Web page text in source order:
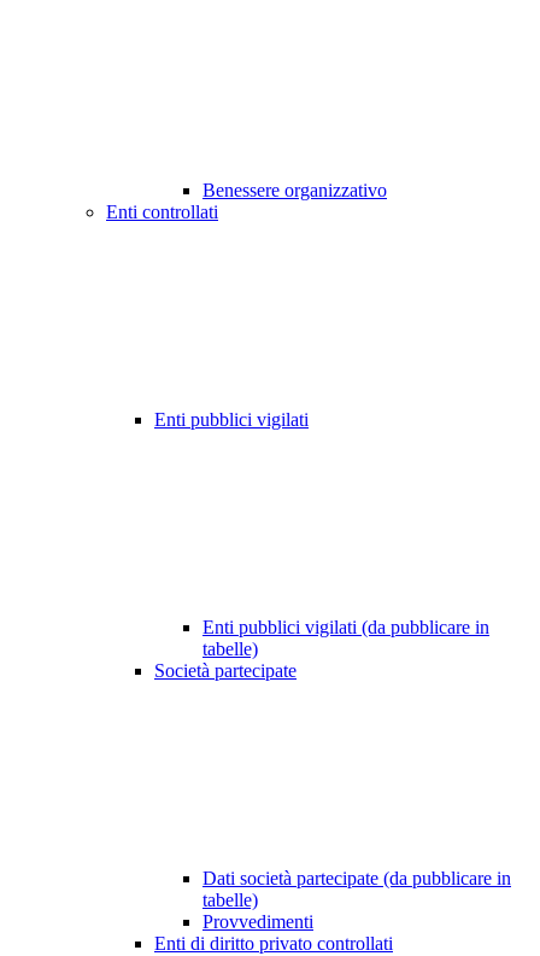
Benessere organizzativo
Enti controllati
Enti pubblici vigilati
Enti pubblici vigilati (da pubblicare in
tabelle)
Società partecipate
Dati società partecipate (da pubblicare in
tabelle)
Provvedimenti
Enti di diritto privato controllati